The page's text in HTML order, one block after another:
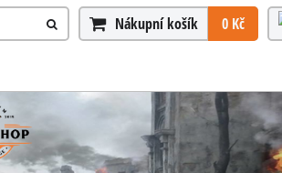
Nákupní košík 0 Kč